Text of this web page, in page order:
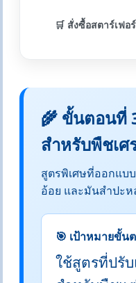
🛒 สั่งซื้อสตาร์เฟอ
🌾 ขั้นตอนที่
สำหรับพืชเศ
สูตรพิเศษที่ออกแบ
อ้อย และมันสำปะห
🎯 เป้าหมายขั้น
ใช้สูตรที่ปรั